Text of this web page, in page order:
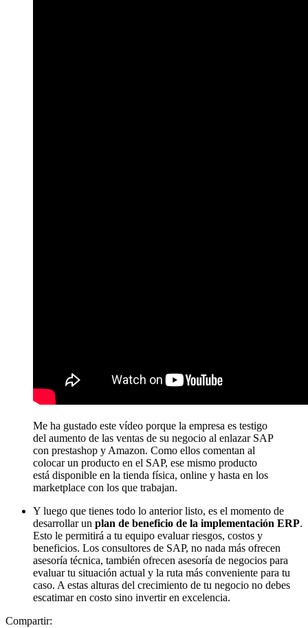
Me ha gustado este vídeo porque la empresa es testigo
del aumento de las ventas de su negocio al enlazar SAP
con prestashop y Amazon. Como ellos comentan al
colocar un producto en el SAP, ese mismo producto
está disponible en la tienda física, online y hasta en los
marketplace con los que trabajan.
Y luego que tienes todo lo anterior listo, es el momento de
desarrollar un plan de beneficio de la implementación ERP.
Esto le permitirá a tu equipo evaluar riesgos, costos y
beneficios. Los consultores de SAP, no nada más ofrecen
asesoría técnica, también ofrecen asesoría de negocios para
evaluar tu situación actual y la ruta más conveniente para tu
caso. A estas alturas del crecimiento de tu negocio no debes
escatimar en costo sino invertir en excelencia.
Compartir: